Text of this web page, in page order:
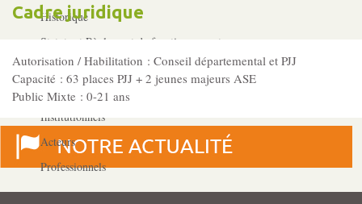
Historique
Statuts et Règlement de fonctionnement
Nos partenaires
Institutionnels
Acteurs
Professionnels
Cadre juridique
Autorisation / Habilitation : Conseil départemental et PJJ
Capacité : 63 places PJJ + 2 jeunes majeurs ASE
Public Mixte : 0-21 ans